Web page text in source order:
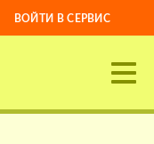
ВОЙТИ В СЕРВИС